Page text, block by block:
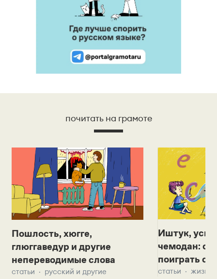
почитать на грамоте
Пошлость, хюгге,
глюггаведур и другие
непереводимые слова
статьи русский и другие
Иштук,
чемодан:
поиграть с
статьи жизнь